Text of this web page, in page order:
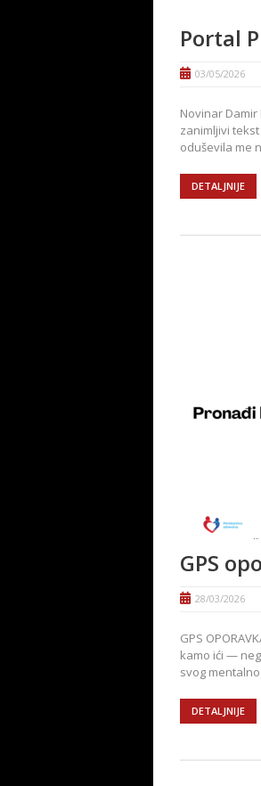
Portal
03/05/2026
Novinar
zanimljivi
oduševila me
DETALJNIJE
GPS
28/03/2026
GPS
kamo ići —
svog
DETALJNIJE